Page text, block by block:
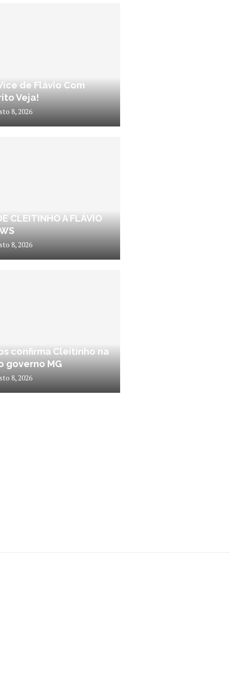
de Flávio Com
Veja!
8, 2026
CLEITINHO A FLÁVIO
8, 2026
confirma Cleitinho na
governo MG
8, 2026